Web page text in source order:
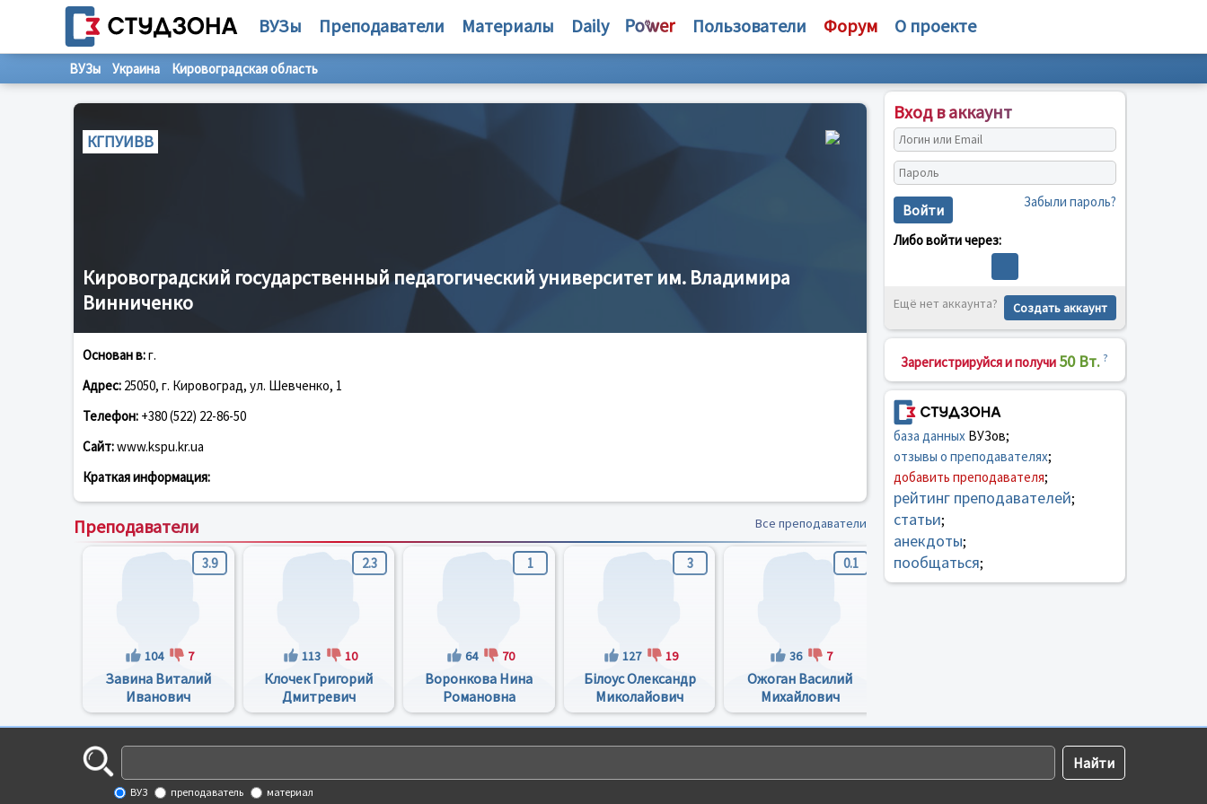
ВУЗы Преподаватели Материалы Daily Пользователи Форум О проекте
ВУЗы Украина Кировоградская область
КГПУИВВ
Кировоградский государственный педагогический университет им. Владимира
Винниченко
Основан в:г.
Адрес: 25050, г. Кировоград, ул. Шевченко, 1
Телефон: +380 (522) 22-86-50
Сайт:www.kspu.kr.ua
Краткая информация:
Преподаватели Все преподаватели
3.9
104 7
Завина Виталий
Иванович
2.3
113 10
Клочек Григорий
Дмитревич
1
64 70
Воронкова Нина
Романовна
3
127 19
Білоус Олександр
Миколайович
0.1
36 7
Ожоган Василий
Михайлович
Вход в аккаунт
Войти Забыли пароль?
Либо войти через:
Ещё нет аккаунта? Создать аккаунт
Зарегистрируйся и получи 50 Вт. ?
база данныхВУЗов;
отзывы о преподавателях;
добавить преподавателя;
рейтинг преподавателей;
статьи;
анекдоты;
пообщаться;
ВУЗ преподаватель материал